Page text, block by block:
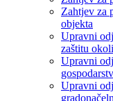
Zahtjev za
objekta
Upravni
zaštitu
Upravni
Upravni